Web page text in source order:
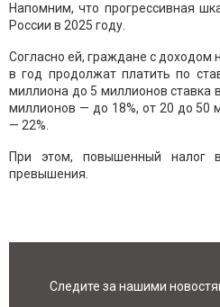
Напомним, что прогрессивная
России в 2025 году.
Согласно ей, граждане с доходом
в год продолжат платить по
миллиона до 5 миллионов ставка
миллионов — до 18%, от 20 до 50
— 22%.
При этом, повышенный налог
превышения.
Следите за нашими